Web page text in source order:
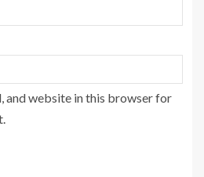
and website in this browser for